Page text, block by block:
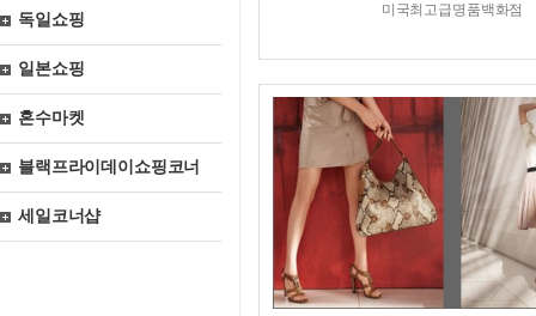
독일쇼핑
일본쇼핑
혼수마켓
블랙프라이데이쇼핑코너
세일코너샵
미국최고급명품백화점